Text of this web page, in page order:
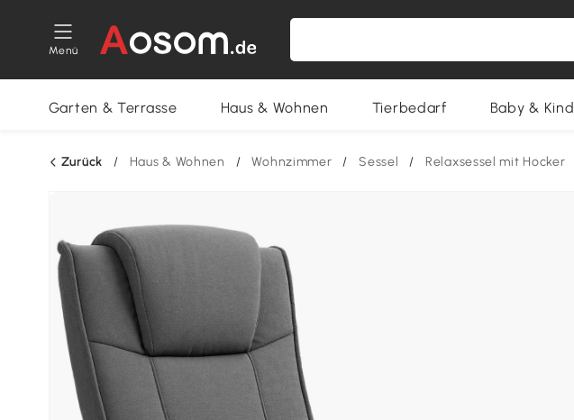
Menü
Garten & Terrasse Haus & Wohnen Tierbedarf Baby & Kind
Zurück / Haus & Wohnen / Wohnzimmer / Sessel / Relaxsessel mit Hocker